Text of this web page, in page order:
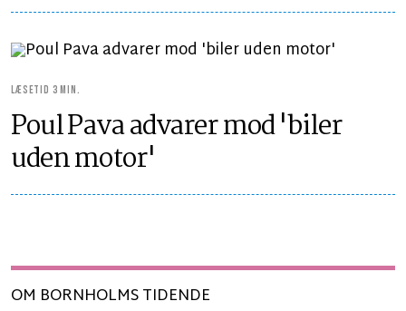
LÆSETID 3 MIN.
Poul Pava advarer mod 'biler
uden motor'
OM BORNHOLMS TIDENDE